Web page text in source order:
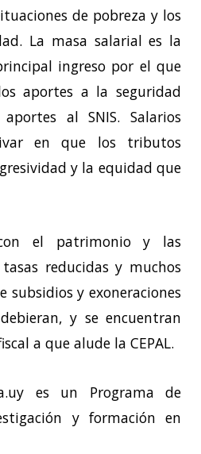
de pobreza y los
La masa salarial es la
ingreso por el que
aportes a la seguridad
al SNIS. Salarios
en que los tributos
y la equidad que
el patrimonio y las
reducidas y muchos
subsidios y exoneraciones
y se encuentran
a que alude la CEPAL.
es un Programa de
y formación en